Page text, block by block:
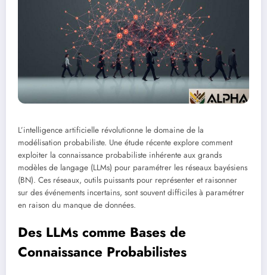
L’intelligence artificielle révolutionne le domaine de la
modélisation probabiliste. Une étude récente explore comment
exploiter la connaissance probabiliste inhérente aux grands
modèles de langage (LLMs) pour paramétrer les réseaux bayésiens
(BN). Ces réseaux, outils puissants pour représenter et raisonner
sur des événements incertains, sont souvent difficiles à paramétrer
en raison du manque de données.
Des LLMs comme Bases de
Connaissance Probabilistes